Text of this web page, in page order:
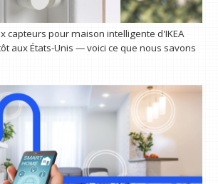
capteurs pour maison intelligente d'IKEA
aux États-Unis — voici ce que nous savons